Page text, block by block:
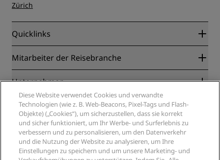
Zürich
Quicklinks
Radisson Rewards
Blog
Neue und aufstrebende Hotels
Radisson Hotels APP
„Sports Approved“-Hotels
Familienfreundliche Hotels
Gesundheit & Sicherheit
Mitarbeiter der Reisebranche
Partner
Reisebüros
Unternehmen
Radisson Hotel Group
Medien
Karriere RHG
Karriere PPHE
Karrieren EHL
The Club by RHG
Rechtliches
Privacy Centre
Rechtliche Hinweise
Radisson Rewards Geschäftsbedingungen
Hilfe
Verbrauchermeldungen
Diese Website verwendet Cookies und verwandte
Technologien (wie z. B. Web-Beacons, Pixel-Tags und Flash-
Objekte) („Cookies“), um sicherzustellen, dass sie korrekt
und sicher funktioniert, um Ihr Werbe- und Surferlebnis zu
verbessern und zu personalisieren, um den Datenverkehr
und die Nutzung der Website zu analysieren, um Ihre
Einstellungen zu speichern und um unsere Marketing- und